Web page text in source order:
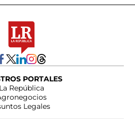
PORTALES
La República
Legales